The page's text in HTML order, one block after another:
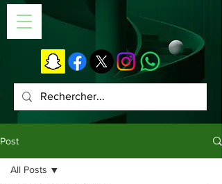
Post
All Posts